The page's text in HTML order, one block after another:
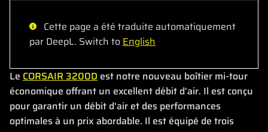
Cette page a été traduite automatiquement
par DeepL. Switch toEnglish
Le CORSAIR 3200D est notre nouveau boîtier mi-tour
économique offrant un excellent débit d'air. Il est conçu
pour garantir un débit d'air et des performances
optimales à un prix abordable. Il est équipé de trois